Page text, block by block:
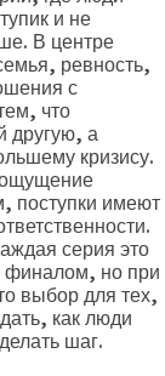
и не
В центре
ревность,
с
что
другую, а
кризису.
ощущение
поступки имеют
серия это
финалом, но при
выбор для тех,
как люди
шаг.